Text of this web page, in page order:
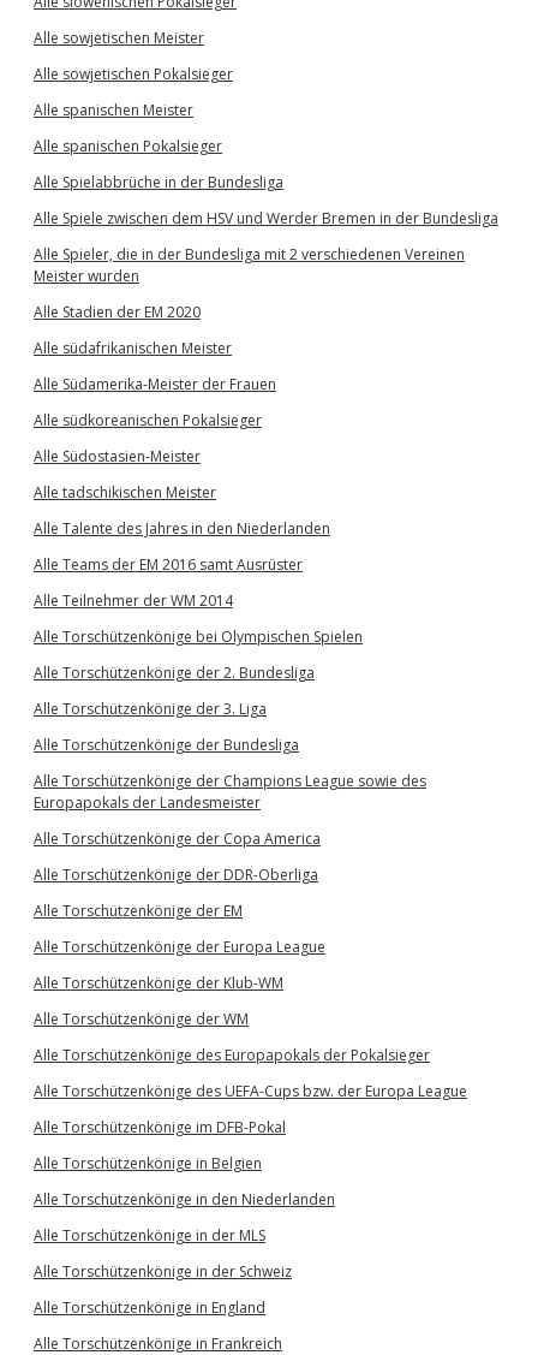
Alle sowjetischen Meister
Alle sowjetischen Pokalsieger
Alle spanischen Meister
Alle spanischen Pokalsieger
Alle Spielabbrüche in der Bundesliga
Alle Spiele zwischen dem HSV und Werder Bremen in der Bundesliga
Alle Spieler, die in der Bundesliga mit 2 verschiedenen Vereinen
Meister wurden
Alle Stadien der EM 2020
Alle südafrikanischen Meister
Alle Südamerika-Meister der Frauen
Alle südkoreanischen Pokalsieger
Alle Südostasien-Meister
Alle tadschikischen Meister
Alle Talente des Jahres in den Niederlanden
Alle Teams der EM 2016 samt Ausrüster
Alle Teilnehmer der WM 2014
Alle Torschützenkönige bei Olympischen Spielen
Alle Torschützenkönige der 2. Bundesliga
Alle Torschützenkönige der 3. Liga
Alle Torschützenkönige der Bundesliga
Alle Torschützenkönige der Champions League sowie des
Europapokals der Landesmeister
Alle Torschützenkönige der Copa America
Alle Torschützenkönige der DDR-Oberliga
Alle Torschützenkönige der EM
Alle Torschützenkönige der Europa League
Alle Torschützenkönige der Klub-WM
Alle Torschützenkönige der WM
Alle Torschützenkönige des Europapokals der Pokalsieger
Alle Torschützenkönige des UEFA-Cups bzw. der Europa League
Alle Torschützenkönige im DFB-Pokal
Alle Torschützenkönige in Belgien
Alle Torschützenkönige in den Niederlanden
Alle Torschützenkönige in der MLS
Alle Torschützenkönige in der Schweiz
Alle Torschützenkönige in England
Alle Torschützenkönige in Frankreich